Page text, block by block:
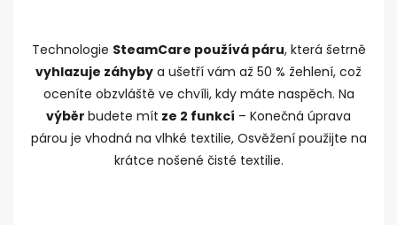
Technologie SteamCare používá páru, která šetrně
vyhlazuje záhyby a ušetří vám až 50 % žehlení, což
oceníte obzvláště ve chvíli, kdy máte naspěch. Na
výběr budete mít ze 2 funkcí – Konečná úprava
párou je vhodná na vlhké textilie, Osvěžení použijte na
krátce nošené čisté textilie.